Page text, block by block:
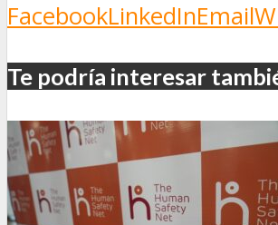
FacebookLinkedInEmail
Te podría interesar